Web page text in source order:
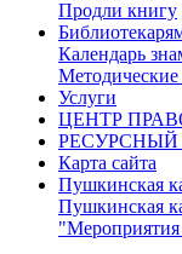
Продли книгу
Календарь
Услуги
ЦЕНТР
РЕСУРСНЫЙ
Карта сайта
Пушкинская
Пушкинская